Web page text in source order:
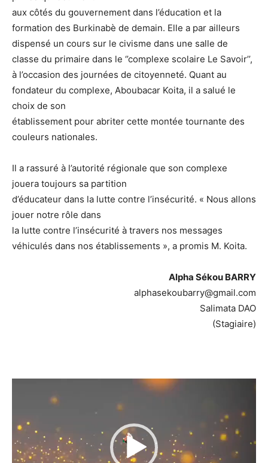
aux côtés du gouvernement dans l’éducation et la
formation des Burkinabè de demain. Elle a par ailleurs
dispensé un cours sur le civisme dans une salle de
classe du primaire dans le ‘’complexe scolaire Le Savoir’’,
à l’occasion des journées de citoyenneté. Quant au
fondateur du complexe, Aboubacar Koita, il a salué le
choix de son
établissement pour abriter cette montée tournante des
couleurs nationales.
Il a rassuré à l’autorité régionale que son complexe
jouera toujours sa partition
d’éducateur dans la lutte contre l’insécurité. « Nous allons
jouer notre rôle dans
la lutte contre l’insécurité à travers nos messages
véhiculés dans nos établissements », a promis M. Koita.
Alpha Sékou BARRY
alphasekoubarry@gmail.com
Salimata DAO
(Stagiaire)
Lecteur